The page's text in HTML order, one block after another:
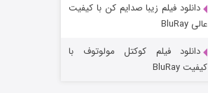
جادوگری در مغولستان
دانلود فیلم زیبا صدایم کن با کیفیت
عالی BluRay
دانلود فیلم کوکتل مولوتوف با
کیفیت BluRay